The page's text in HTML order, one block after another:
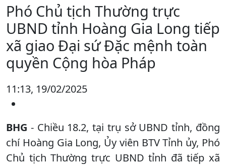
Phó Chủ tịch Thường trực
UBND tỉnh Hoàng Gia Long tiếp
xã giao Đại sứ Đặc mệnh toàn
quyền Cộng hòa Pháp
11:13, 19/02/2025
BHG - Chiều 18.2, tại trụ sở UBND tỉnh, đồng
chí Hoàng Gia Long, Ủy viên BTV Tỉnh ủy, Phó
Chủ tịch Thường trực UBND tỉnh đã tiếp xã